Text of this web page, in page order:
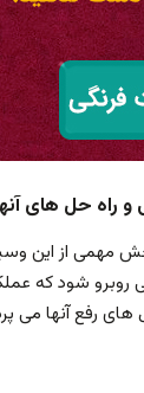
راه حل های
مهمی از این
شود که
رفع آنها می